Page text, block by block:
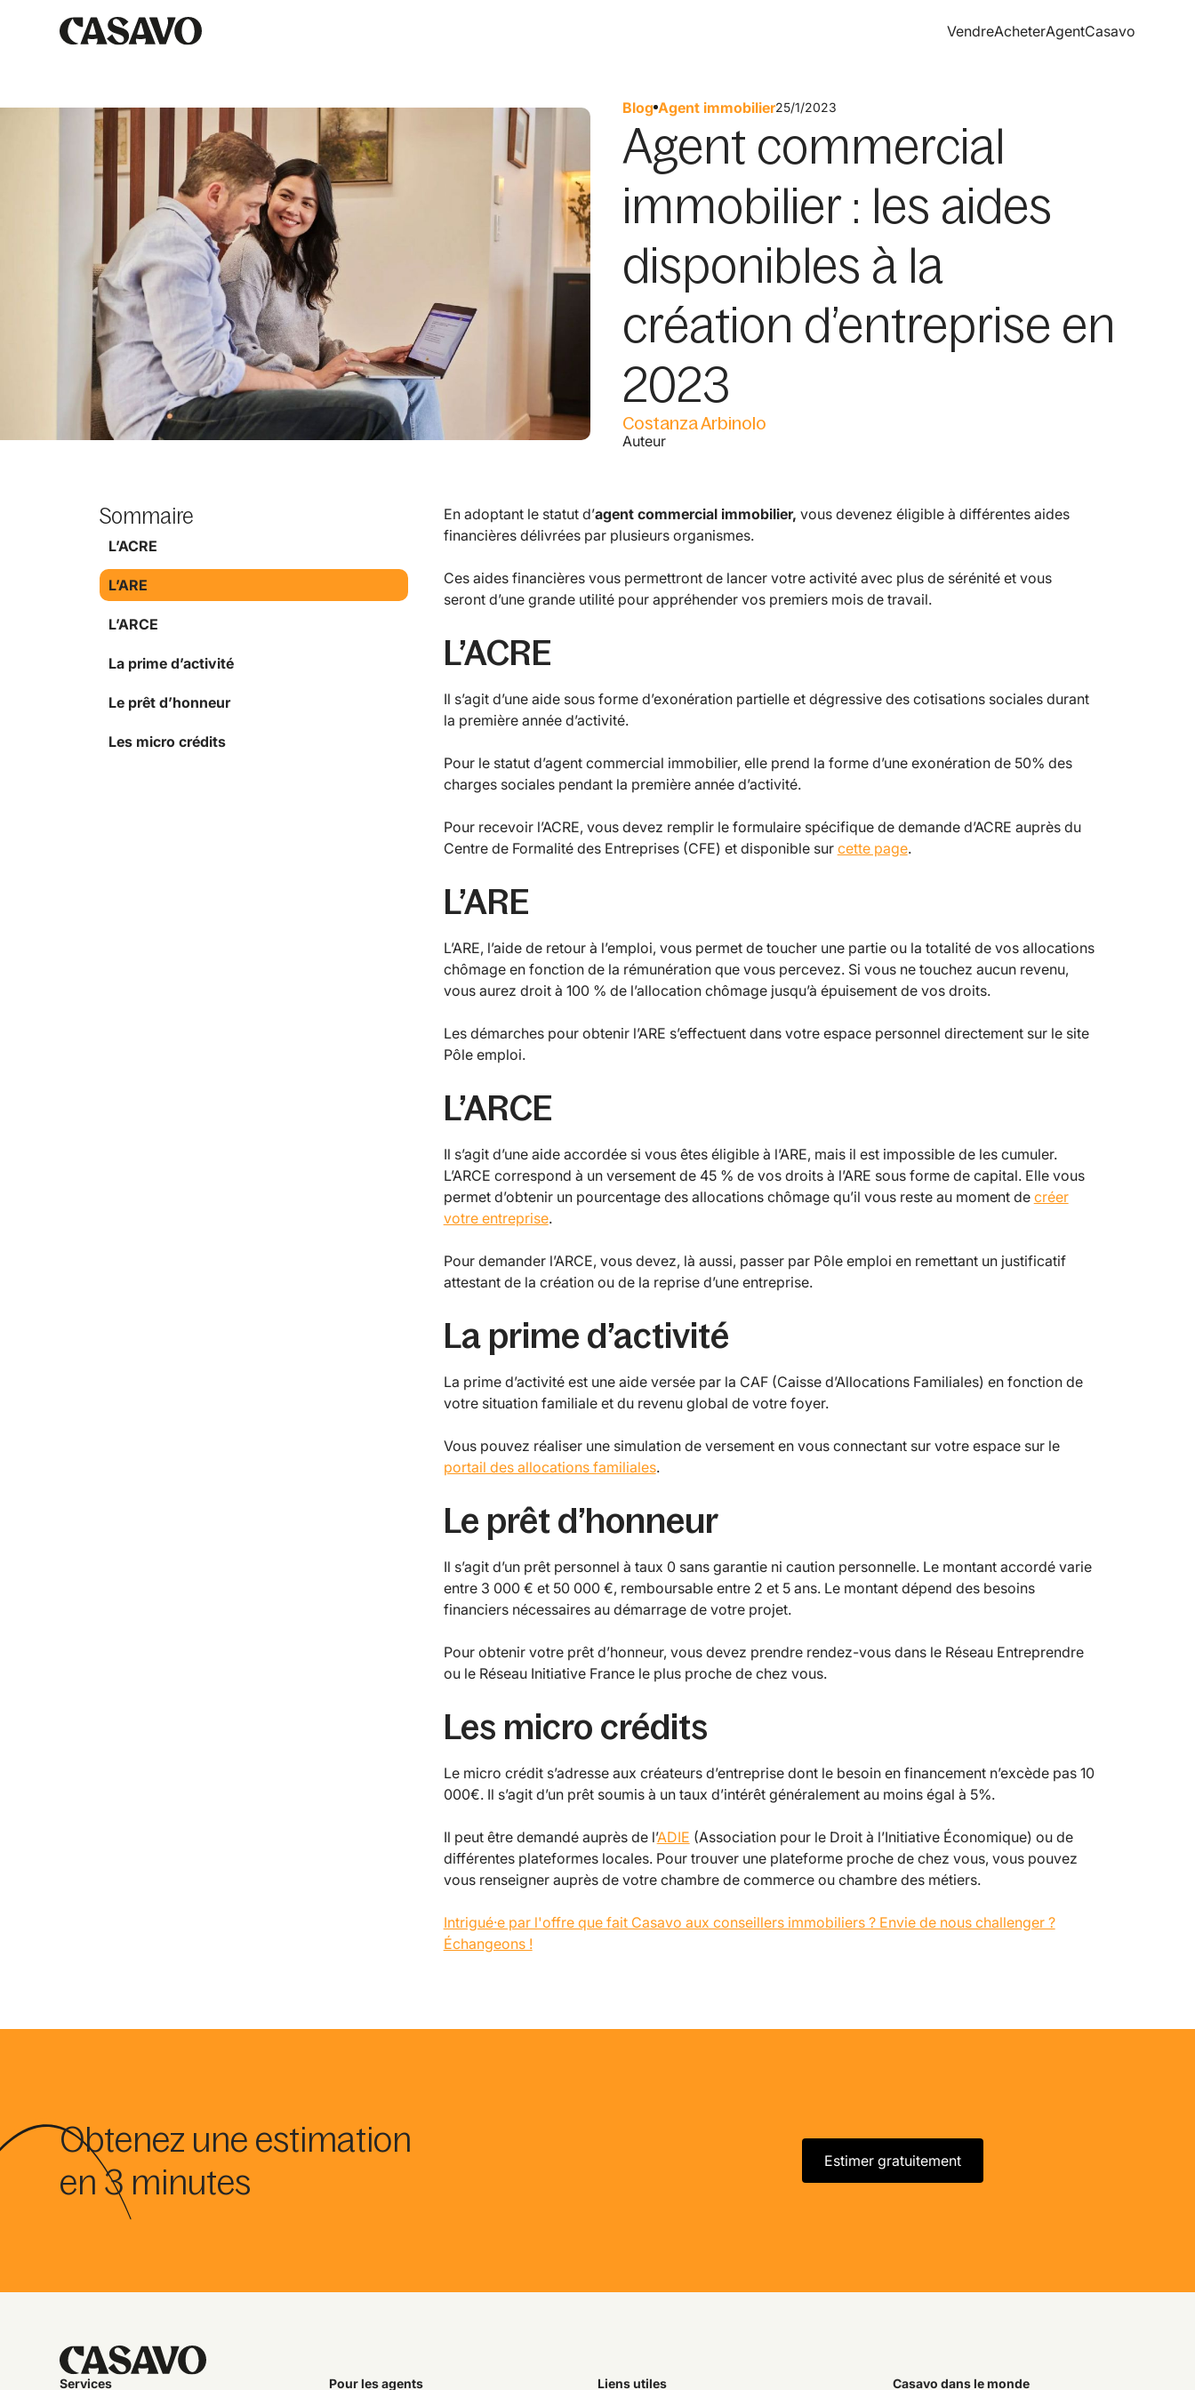
VendreAcheterAgentCasavo
Blog Agent immobilier25/1/2023
Agent commercial
immobilier : les aides
disponibles à la
création d’entreprise en
2023
Costanza Arbinolo
Auteur
Sommaire
L’ACRE
L’ARE
L’ARCE
La prime d’activité
Le prêt d’honneur
Les micro crédits
En adoptant le statut d’agent commercial immobilier, vous devenez éligible à différentes aides
financières délivrées par plusieurs organismes.
Ces aides financières vous permettront de lancer votre activité avec plus de sérénité et vous
seront d’une grande utilité pour appréhender vos premiers mois de travail.
L’ACRE
Il s’agit d’une aide sous forme d’exonération partielle et dégressive des cotisations sociales durant
la première année d’activité.
Pour le statut d’agent commercial immobilier, elle prend la forme d’une exonération de 50% des
charges sociales pendant la première année d’activité.
Pour recevoir l’ACRE, vous devez remplir le formulaire spécifique de demande d’ACRE auprès du
Centre de Formalité des Entreprises (CFE) et disponible sur cette page.
L’ARE
L’ARE, l’aide de retour à l’emploi, vous permet de toucher une partie ou la totalité de vos allocations
chômage en fonction de la rémunération que vous percevez. Si vous ne touchez aucun revenu,
vous aurez droit à 100 % de l’allocation chômage jusqu’à épuisement de vos droits.
Les démarches pour obtenir l’ARE s’effectuent dans votre espace personnel directement sur le site
Pôle emploi.
L’ARCE
Il s’agit d’une aide accordée si vous êtes éligible à l’ARE, mais il est impossible de les cumuler.
L’ARCE correspond à un versement de 45 % de vos droits à l’ARE sous forme de capital. Elle vous
permet d’obtenir un pourcentage des allocations chômage qu’il vous reste au moment de créer
votre entreprise.
Pour demander l’ARCE, vous devez, là aussi, passer par Pôle emploi en remettant un justificatif
attestant de la création ou de la reprise d’une entreprise.
La prime d’activité
La prime d’activité est une aide versée par la CAF (Caisse d’Allocations Familiales) en fonction de
votre situation familiale et du revenu global de votre foyer.
Vous pouvez réaliser une simulation de versement en vous connectant sur votre espace sur le
portail des allocations familiales.
Le prêt d’honneur
Il s’agit d’un prêt personnel à taux 0 sans garantie ni caution personnelle. Le montant accordé varie
entre 3 000 € et 50 000 €, remboursable entre 2 et 5 ans. Le montant dépend des besoins
financiers nécessaires au démarrage de votre projet.
Pour obtenir votre prêt d’honneur, vous devez prendre rendez-vous dans le Réseau Entreprendre
ou le Réseau Initiative France le plus proche de chez vous.
Les micro crédits
Le micro crédit s’adresse aux créateurs d’entreprise dont le besoin en financement n’excède pas 10
000€. Il s’agit d’un prêt soumis à un taux d’intérêt généralement au moins égal à 5%.
Il peut être demandé auprès de l’ADIE (Association pour le Droit à l’Initiative Économique) ou de
différentes plateformes locales. Pour trouver une plateforme proche de chez vous, vous pouvez
vous renseigner auprès de votre chambre de commerce ou chambre des métiers.
Intrigué·e par l'offre que fait Casavo aux conseillers immobiliers ? Envie de nous challenger ?
Échangeons !
Obtenez une estimation
en 3 minutes
Estimer gratuitement
Services Pour les agents Liens utiles Casavo dans le monde